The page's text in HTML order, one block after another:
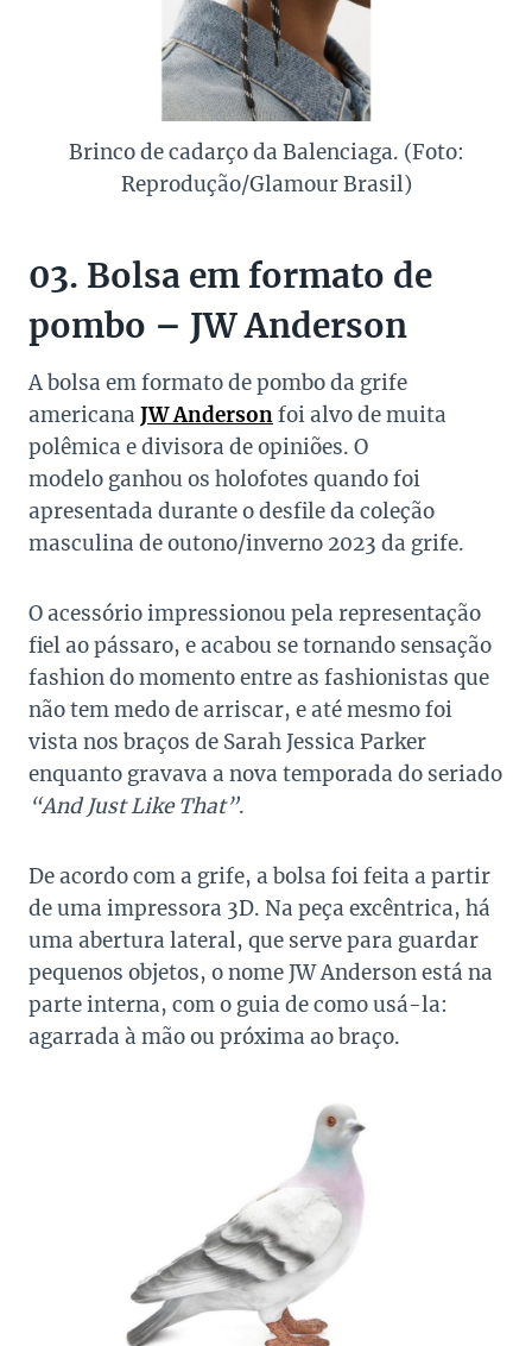
Brinco de cadarço da Balenciaga. (Foto:
Reprodução/Glamour Brasil)
03. Bolsa em formato de
pombo – JW Anderson
A bolsa em formato de pombo da grife
americana JW Andersonfoi alvo de muita
polêmica e divisora de opiniões. O
modelo ganhou os holofotes quando foi
apresentada durante o desfile da coleção
masculina de outono/inverno 2023 da grife.
O acessório impressionou pela representação
fiel ao pássaro, e acabou se tornando sensação
fashion do momento entre as fashionistas que
não tem medo de arriscar, e até mesmo foi
vista nos braços de Sarah Jessica Parker
enquanto gravava a nova temporada do seriado
“And Just Like That”.
De acordo com a grife, a bolsa foi feita a partir
de uma impressora 3D. Na peça excêntrica, há
uma abertura lateral, que serve para guardar
pequenos objetos, o nome JW Anderson está na
parte interna, com o guia de como usá-la:
agarrada à mão ou próxima ao braço.